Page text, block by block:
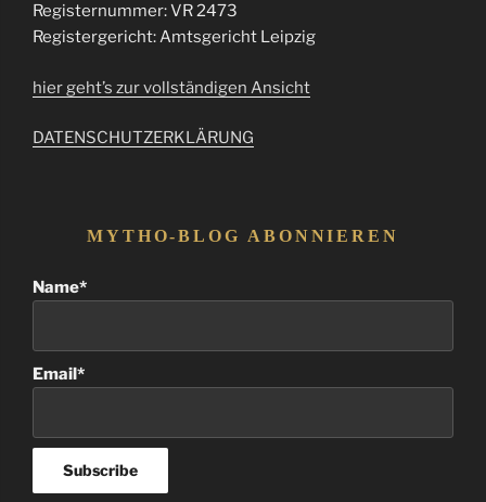
Registernummer: VR 2473
Registergericht: Amtsgericht Leipzig
hier geht’s zur vollständigen Ansicht
DATENSCHUTZERKLÄRUNG
MYTHO-BLOG ABONNIEREN
Name*
Email*